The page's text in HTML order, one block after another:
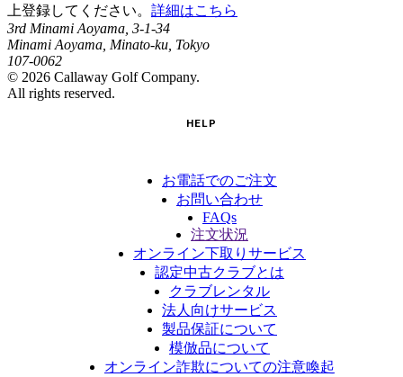
上登録してください。 詳細はこちら
3rd Minami Aoyama, 3-1-34
Minami Aoyama, Minato-ku, Tokyo
107-0062
© 2026 Callaway Golf Company.
All rights reserved.
HELP
お電話でのご注文
お問い合わせ
FAQs
注文状況
オンライン下取りサービス
認定中古クラブとは
クラブレンタル
法人向けサービス
製品保証について
模倣品について
オンライン詐欺についての注意喚起